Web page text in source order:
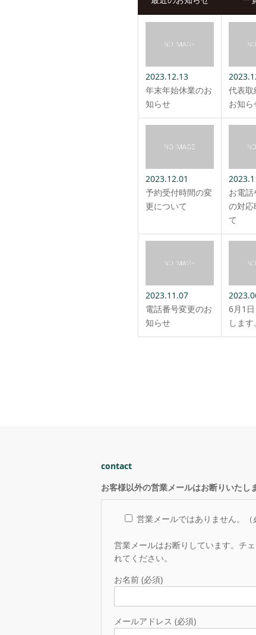
2023.12.13
年末年始休業のお
知らせ
代表取
お知ら
2023.12.01
予約受付時間の変
更について
お電
の対応
て
2023.11.07
電話番号変更のお
知らせ
6月1
します。
contact
お客様以外の営業メールはお断りいたし
営業メールではありません。（
営業メールはお断りしています。チ
れてください。
お名前 (必須)
メールアドレス (必須)